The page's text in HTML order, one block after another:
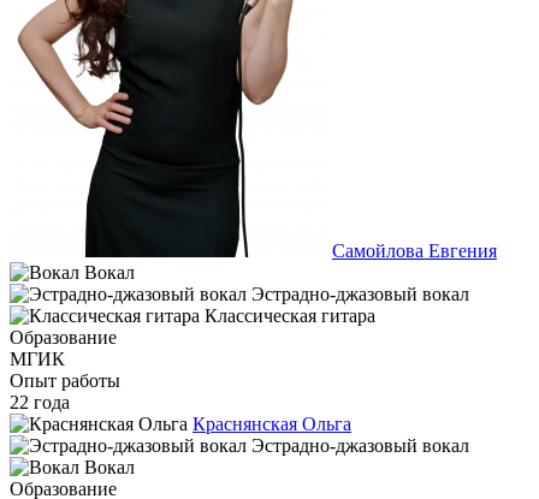
Самойлова Евгения
Вокал
Эстрадно-джазовый вокал
Классическая гитара
Образование
МГИК
Опыт работы
22 года
Краснянская Ольга
Эстрадно-джазовый вокал
Вокал
Образование